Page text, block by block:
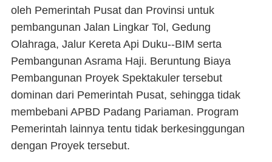
oleh Pemerintah Pusat dan Provinsi untuk
pembangunan Jalan Lingkar Tol, Gedung
Olahraga, Jalur Kereta Api Duku--BIM serta
Pembangunan Asrama Haji. Beruntung Biaya
Pembangunan Proyek Spektakuler tersebut
dominan dari Pemerintah Pusat, sehingga tidak
membebani APBD Padang Pariaman. Program
Pemerintah lainnya tentu tidak berkesinggungan
dengan Proyek tersebut.